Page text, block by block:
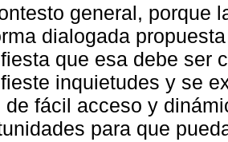
general, porque
dialogada
que esa debe ser
inquietudes y se
de fácil acceso y
para que